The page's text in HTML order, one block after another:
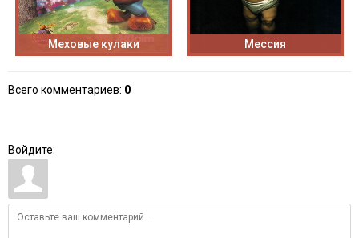
Меховые кулаки Мессия
Всего комментариев: 0
Войдите: